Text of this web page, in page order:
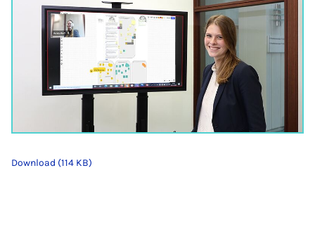
Download (114 KB)